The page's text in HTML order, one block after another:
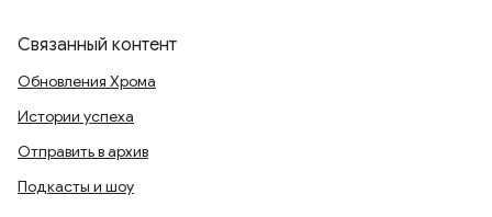
Связанный контент
Обновления Хрома
Истории успеха
Отправить в архив
Подкасты и шоу